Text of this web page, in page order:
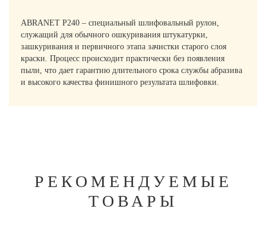
ABRANET P240 – специальный шлифовальный рулон,
служащий для обычного ошкуривания штукатурки,
зашкуривания и первичного этапа зачистки старого слоя
краски. Процесс происходит практически без появления
пыли, что дает гарантию длительного срока службы абразива
и высокого качества финишного результата шлифовки.
РЕКОМЕНДУЕМЫЕ
ТОВАРЫ